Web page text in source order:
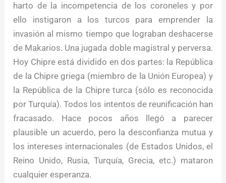
harto de la incompetencia de los coroneles y por
ello instigaron a los turcos para emprender la
invasión al mismo tiempo que lograban deshacerse
de Makarios. Una jugada doble magistral y perversa.
Hoy Chipre está dividido en dos partes: la República
de la Chipre griega (miembro de la Unión Europea) y
la República de la Chipre turca (sólo es reconocida
por Turquía). Todos los intentos de reunificación han
fracasado. Hace pocos años llegó a parecer
plausible un acuerdo, pero la desconfianza mutua y
los intereses internacionales (de Estados Unidos, el
Reino Unido, Rusia, Turquía, Grecia, etc.) mataron
cualquier esperanza.